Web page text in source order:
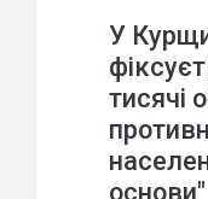
У
тисячі